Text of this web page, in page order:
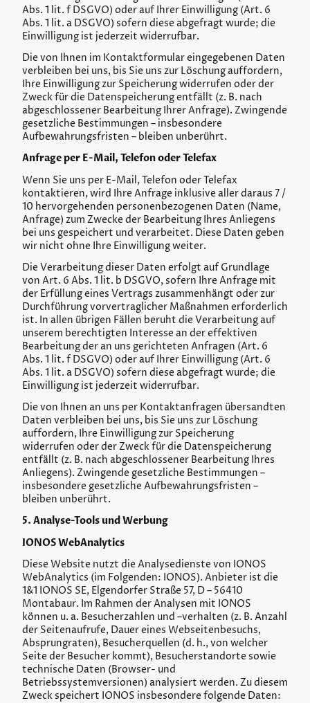
Abs. 1 lit. f DSGVO) oder auf Ihrer Einwilligung (Art. 6
Abs. 1 lit. a DSGVO) sofern diese abgefragt wurde; die
Einwilligung ist jederzeit widerrufbar.
Die von Ihnen im Kontaktformular eingegebenen Daten
verbleiben bei uns, bis Sie uns zur Löschung auffordern,
Ihre Einwilligung zur Speicherung widerrufen oder der
Zweck für die Datenspeicherung entfällt (z. B. nach
abgeschlossener Bearbeitung Ihrer Anfrage). Zwingende
gesetzliche Bestimmungen – insbesondere
Aufbewahrungsfristen – bleiben unberührt.
Anfrage per E-Mail, Telefon oder Telefax
Wenn Sie uns per E-Mail, Telefon oder Telefax
kontaktieren, wird Ihre Anfrage inklusive aller daraus 7 /
10 hervorgehenden personenbezogenen Daten (Name,
Anfrage) zum Zwecke der Bearbeitung Ihres Anliegens
bei uns gespeichert und verarbeitet. Diese Daten geben
wir nicht ohne Ihre Einwilligung weiter.
Die Verarbeitung dieser Daten erfolgt auf Grundlage
von Art. 6 Abs. 1 lit. b DSGVO, sofern Ihre Anfrage mit
der Erfüllung eines Vertrags zusammenhängt oder zur
Durchführung vorvertraglicher Maßnahmen erforderlich
ist. In allen übrigen Fällen beruht die Verarbeitung auf
unserem berechtigten Interesse an der effektiven
Bearbeitung der an uns gerichteten Anfragen (Art. 6
Abs. 1 lit. f DSGVO) oder auf Ihrer Einwilligung (Art. 6
Abs. 1 lit. a DSGVO) sofern diese abgefragt wurde; die
Einwilligung ist jederzeit widerrufbar.
Die von Ihnen an uns per Kontaktanfragen übersandten
Daten verbleiben bei uns, bis Sie uns zur Löschung
auffordern, Ihre Einwilligung zur Speicherung
widerrufen oder der Zweck für die Datenspeicherung
entfällt (z. B. nach abgeschlossener Bearbeitung Ihres
Anliegens). Zwingende gesetzliche Bestimmungen –
insbesondere gesetzliche Aufbewahrungsfristen –
bleiben unberührt.
5. Analyse-Tools und Werbung
IONOS WebAnalytics
Diese Website nutzt die Analysedienste von IONOS
WebAnalytics (im Folgenden: IONOS). Anbieter ist die
1&1 IONOS SE, Elgendorfer Straße 57, D – 56410
Montabaur. Im Rahmen der Analysen mit IONOS
können u. a. Besucherzahlen und –verhalten (z. B. Anzahl
der Seitenaufrufe, Dauer eines Webseitenbesuchs,
Absprungraten), Besucherquellen (d. h., von welcher
Seite der Besucher kommt), Besucherstandorte sowie
technische Daten (Browser- und
Betriebssystemversionen) analysiert werden. Zu diesem
Zweck speichert IONOS insbesondere folgende Daten: